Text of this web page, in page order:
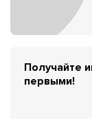
Получайте
первыми!